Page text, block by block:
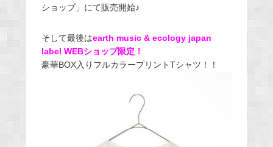
ショップ」にて販売開始♪
そして最後はearth music & ecology japan
label WEBショップ限定！
豪華BOX入りフルカラープリントTシャツ！！